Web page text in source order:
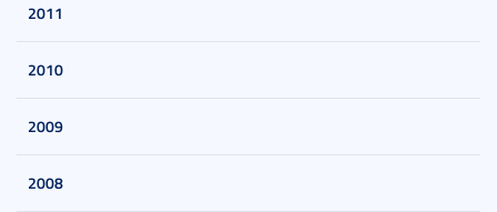
2011
2010
2009
2008